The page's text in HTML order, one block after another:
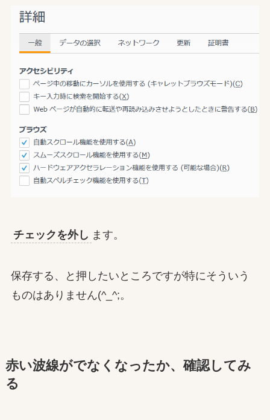
チェックを外し ます。
保存する、と押したいところですが特にそういう
ものはありません(^_^;。
赤い波線がでなくなったか、確認してみ
る